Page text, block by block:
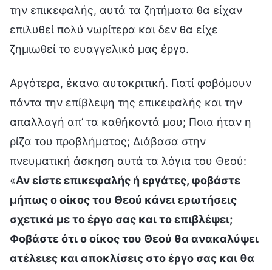
την επικεφαλής, αυτά τα ζητήματα θα είχαν
επιλυθεί πολύ νωρίτερα και δεν θα είχε
ζημιωθεί το ευαγγελικό μας έργο.
Αργότερα, έκανα αυτοκριτική. Γιατί φοβόμουν
πάντα την επίβλεψη της επικεφαλής και την
απαλλαγή απ’ τα καθήκοντά μου; Ποια ήταν η
ρίζα του προβλήματος; Διάβασα στην
πνευματική άσκηση αυτά τα λόγια του Θεού:
«Αν είστε επικεφαλής ή εργάτες, φοβάστε
μήπως ο οίκος του Θεού κάνει ερωτήσεις
σχετικά με το έργο σας και το επιβλέψει;
Φοβάστε ότι ο οίκος του Θεού θα ανακαλύψει
ατέλειες και αποκλίσεις στο έργο σας και θα